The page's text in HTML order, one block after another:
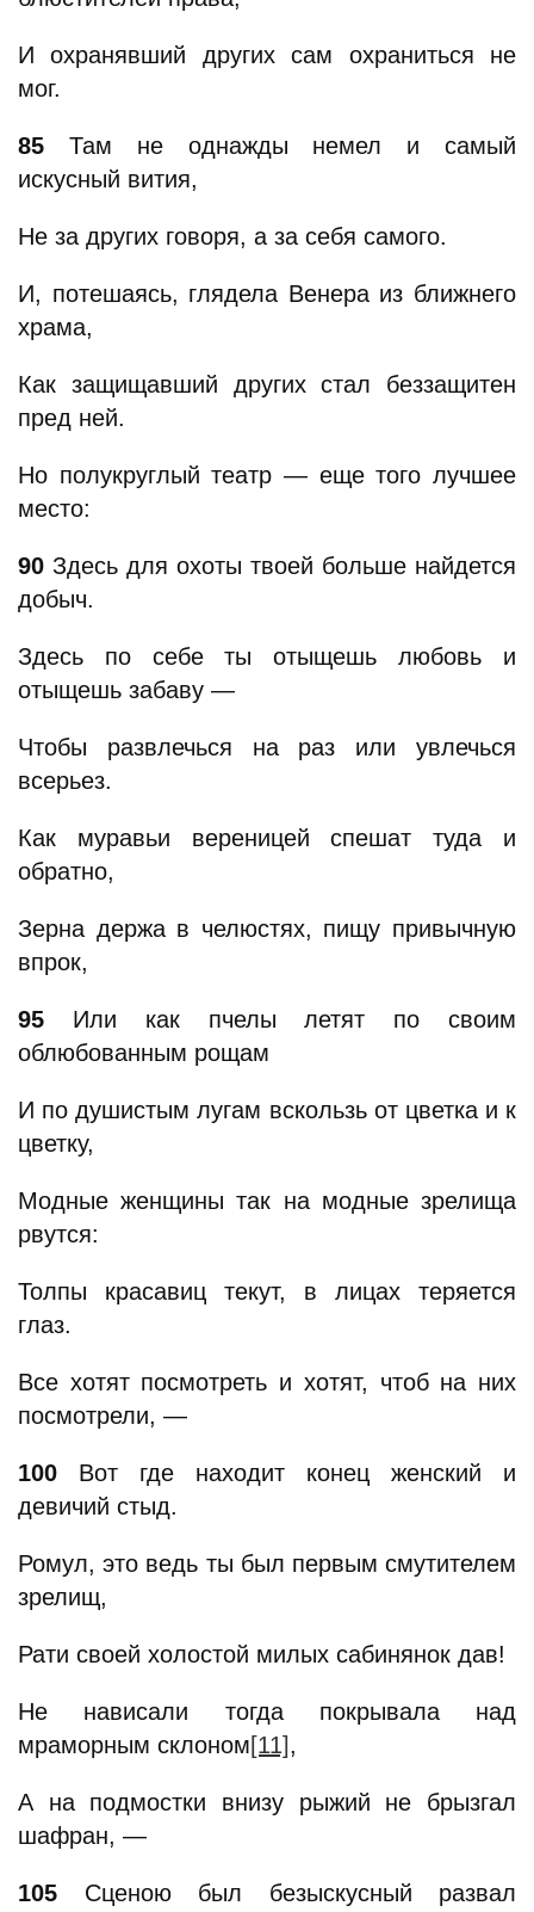
И охранявший других сам охраниться не
мог.
85 Там не однажды немел и самый
искусный вития,
Не за других говоря, а за себя самого.
И, потешаясь, глядела Венера из ближнего
храма,
Как защищавший других стал беззащитен
пред ней.
Но полукруглый театр — еще того лучшее
место:
90 Здесь для охоты твоей больше найдется
добыч.
Здесь по себе ты отыщешь любовь и
отыщешь забаву —
Чтобы развлечься на раз или увлечься
всерьез.
Как муравьи вереницей спешат туда и
обратно,
Зерна держа в челюстях, пищу привычную
впрок,
95 Или как пчелы летят по своим
облюбованным рощам
И по душистым лугам вскользь от цветка и к
цветку,
Модные женщины так на модные зрелища
рвутся:
Толпы красавиц текут, в лицах теряется
глаз.
Все хотят посмотреть и хотят, чтоб на них
посмотрели, —
100 Вот где находит конец женский и
девичий стыд.
Ромул, это ведь ты был первым смутителем
зрелищ,
Рати своей холостой милых сабинянок дав!
Не нависали тогда покрывала над
мраморным склоном[11],
А на подмостки внизу рыжий не брызгал
шафран, —
105 Сценою был безыскусный развал